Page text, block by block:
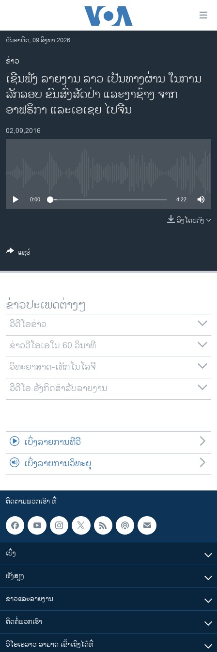
ເຂົ້າ
ຫາ
ຂ້າມ
ຂ້າມ
ຂ້າມ
ໄປ
ຫາ
ຊອກ
ຄົ້ນ
ອາເມຣິກາ
ການເລືອກຕັ້ງ ປະທານາທີບໍດີ ສະຫະລັດ 2024
ໂລກ
ຊຸມຊົນຊາວລາວ
ສຽງ
ລາຍການກະຈາຍສຽງ
ຕິດຕາມພວກເຮົາ ທີ່
ພາສາຕ່າງໆ
ວັນອາທິດ, 09 ສິງຫາ 2026
ຂ່າວ
ເຊີນຟັງ ລາຍງານ ລາວ ເປັນທາງຜ່ານ ໃນການ
ລັກລອບ ຂົນສົ່ງສັດປ່າ ແລະງາຊ້າງ ຈາກ
ອາຟຣິກາ ແລະເອເຊຍ ໄປຈີນ
02,09,2016
0:00 4:22
ລິງໂດຍກົງ
ແຊຣ໌
ຂ່າວປະເພດຕ່າງໆ
ວີດີໂອຂ່າວ
ຂ່າວວີໂອເອໃນ 60 ວິນາທີ
ວິທະຍາສາດ-ເທັກໂນໂລຈີ
ວີດີໂອ ອັງກິດສຳລັບລາຍງານ
ເບິ່ງລາຍການທີວີ
ເບິ່ງລາຍການວິທະຍຸ
ຕິດຕາມພວກເຮົາ ທີ່
ເບິ່ງ
ຟັງສຽງ
ຂ່າວແລະລາຍງານ
ຕິດຕໍ່ພວກເຮົາ
ວີໂອເອລາວ ສາມາດ ເຂົ້າເຖິງໄດ້ທີ່